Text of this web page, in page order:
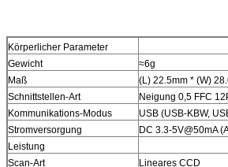
Körperlicher Parameter
Gewicht
≈6g
Maß
(L) 22.5mm * (W)
Schnittstellen-Art
Neigung 0,5 FFC
Kommunikations-Modus
USB (USB-KBW,
Stromversorgung
DC 3.3-5V@50mA
Leistung
Scan-Art
Lineares CCD